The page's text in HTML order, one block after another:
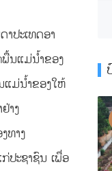
ປະເທດອາ
ນແມ່ນໍ້າຂອງ
ແມ່ນໍ້າຂອງໃຫ້
າງ
ທາງ
ປະຊາຊົນ ເພື່ອ